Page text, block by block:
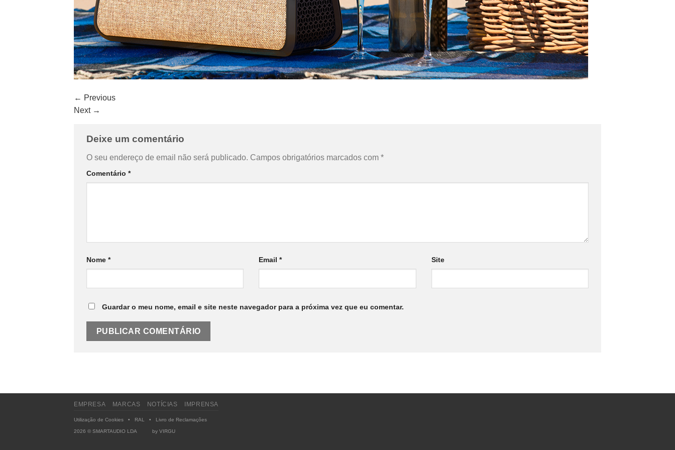
← Previous
Next →
Deixe um comentário
O seu endereço de email não será publicado. Campos obrigatórios marcados com *
Comentário *
Nome * Email* Site
Guardar o meu nome, email e site neste navegador para a próxima vez que eu comentar.
EMPRESA MARCAS NOTÍCIAS IMPRENSA
Utilização de Cookies • RAL • Livro de Reclamações
2026 © SMARTAUDIO LDA by VIRGU